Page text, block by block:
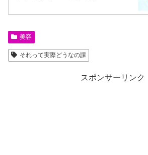
美容
それって実際どうなの課
スポンサーリンク